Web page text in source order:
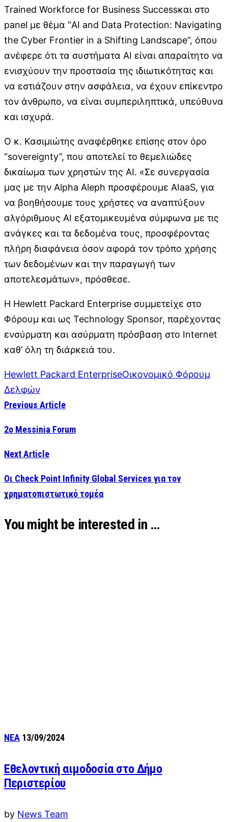
Trained Workforce for Business Successκαι στο
panel με θέμα “AI and Data Protection: Navigating
the Cyber Frontier in a Shifting Landscape”, όπου
ανέφερε ότι τα συστήματα AI είναι απαραίτητο να
ενισχύουν την προστασία της ιδιωτικότητας και
να εστιάζουν στην ασφάλεια, να έχουν επίκεντρο
τον άνθρωπο, να είναι συμπεριληπτικά, υπεύθυνα
και ισχυρά.
Ο κ. Κασιμιώτης αναφέρθηκε επίσης στον όρο
“sovereignty”, που αποτελεί το θεμελιώδες
δικαίωμα των χρηστών της ΑΙ. «Σε συνεργασία
μας με την Alpha Aleph προσφέρουμε ΑΙaaS, για
να βοηθήσουμε τους χρήστες να αναπτύξουν
αλγόριθμους ΑΙ εξατομικευμένα σύμφωνα με τις
ανάγκες και τα δεδομένα τους, προσφέροντας
πλήρη διαφάνεια όσον αφορά τον τρόπο χρήσης
των δεδομένων και την παραγωγή των
αποτελεσμάτων», πρόσθεσε.
Η Hewlett Packard Enterprise συμμετείχε στο
Φόρουμ και ως Technology Sponsor, παρέχοντας
ενσύρματη και ασύρματη πρόσβαση στο Internet
καθ’ όλη τη διάρκειά του.
Hewlett Packard EnterpriseΟικονομικό Φόρουμ
Δελφών
Previous Article
2ο Messinia Forum
Next Article
Oι Check Point Infinity Global Services για τον
χρηματοπιστωτικό τομέα
You might be interested in …
ΝΕΑ 13/09/2024
Εθελοντική αιμοδοσία στο Δήμο
Περιστερίου
by News Team